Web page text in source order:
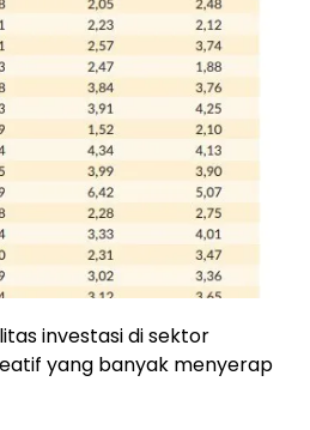
investasi di sektor
yang banyak menyerap